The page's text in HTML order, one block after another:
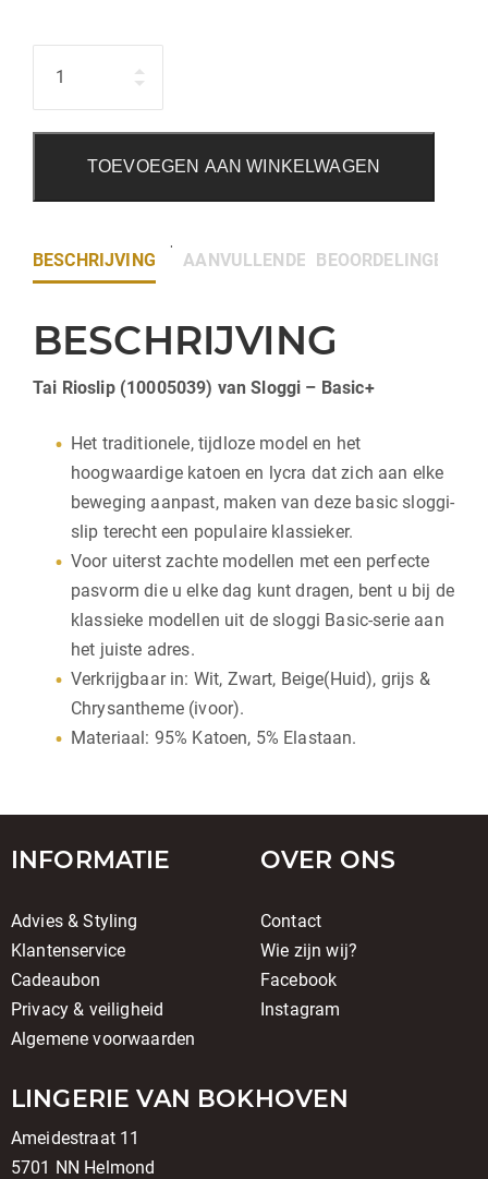
TOEVOEGEN AAN WINKELWAGEN
BESCHRIJVING AANVULLENDE INFORMATIE
BEOORDELINGEN (0)
BESCHRIJVING
Tai Rioslip (10005039) van Sloggi – Basic+
Het traditionele, tijdloze model en het
hoogwaardige katoen en lycra dat zich aan elke
beweging aanpast, maken van deze basic sloggi-
slip terecht een populaire klassieker.
Voor uiterst zachte modellen met een perfecte
pasvorm die u elke dag kunt dragen, bent u bij de
klassieke modellen uit de sloggi Basic-serie aan
het juiste adres.
Verkrijgbaar in: Wit, Zwart, Beige(Huid), grijs &
Chrysantheme (ivoor).
Materiaal: 95% Katoen, 5% Elastaan.
INFORMATIE
Advies & Styling
Klantenservice
Cadeaubon
Privacy & veiligheid
Algemene voorwaarden
OVER ONS
Contact
Wie zijn wij?
Facebook
Instagram
LINGERIE VAN BOKHOVEN
Ameidestraat 11
5701 NN Helmond